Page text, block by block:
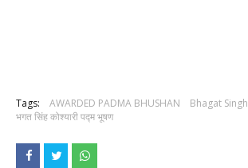
Tags: AWARDED PADMA BHUSHAN
Bhagat
भगत सिंह कोश्यारी पद्म भूषण